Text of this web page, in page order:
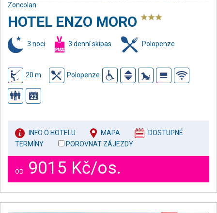
Zoncolan
HOTEL ENZO MORO
3 noci 3 denní skipas Polopenze
20 m Polopenze
INFO O HOTELU MAPA
DOSTUPNÉ
TERMÍNY
POROVNAT ZÁJEZDY
OD 9015 Kč/os.